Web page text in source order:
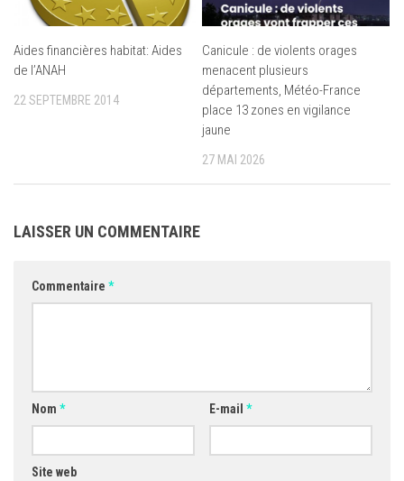
Aides financières habitat: Aides
de l’ANAH
22 SEPTEMBRE 2014
Canicule : de violents orages
menacent plusieurs
départements, Météo-France
place 13 zones en vigilance
jaune
27 MAI 2026
LAISSER UN COMMENTAIRE
Commentaire *
Nom * E-mail *
Site web